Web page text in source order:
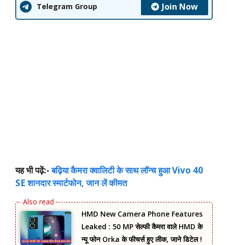
Telegram Group Join Now
यह भी पढ़ें:-बढ़िया कैमरा क्वालिटी के साथ लॉन्च हुआ Vivo 40
SE शानदार स्मार्टफोन, जान लें कीमत
HMD New Camera Phone Features
Leaked : 50 MP सेल्फी कैमरा वाले HMD के
न्यू फोन Orka के फीचर्स हुए लीक, जाने डिटेल !